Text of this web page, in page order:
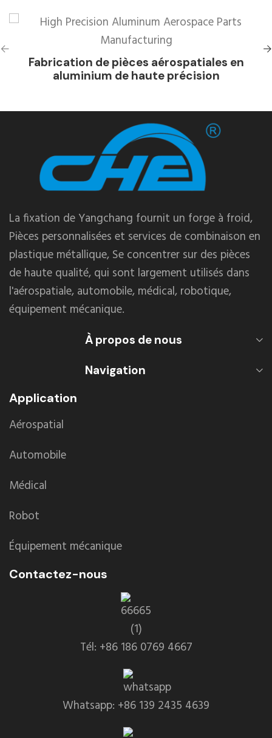
Fabrication de pièces aérospatiales en
aluminium de haute précision
La fixation de Yangchang fournit un forge à froid,
Pièces personnalisées et services de combinaison en
plastique métallique, Se concentrer sur des pièces
de haute qualité, qui sont largement utilisés dans
l'aérospatiale, automobile, médical, robotique,
équipement mécanique.
À propos de nous
Navigation
Application
Aérospatial
Automobile
Médical
Robot
Équipement mécanique
Contactez-nous
Tél: +86 186 0769 4667
Whatsapp: +86 139 2435 4639